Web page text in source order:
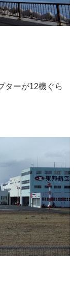
ターが12機ぐら